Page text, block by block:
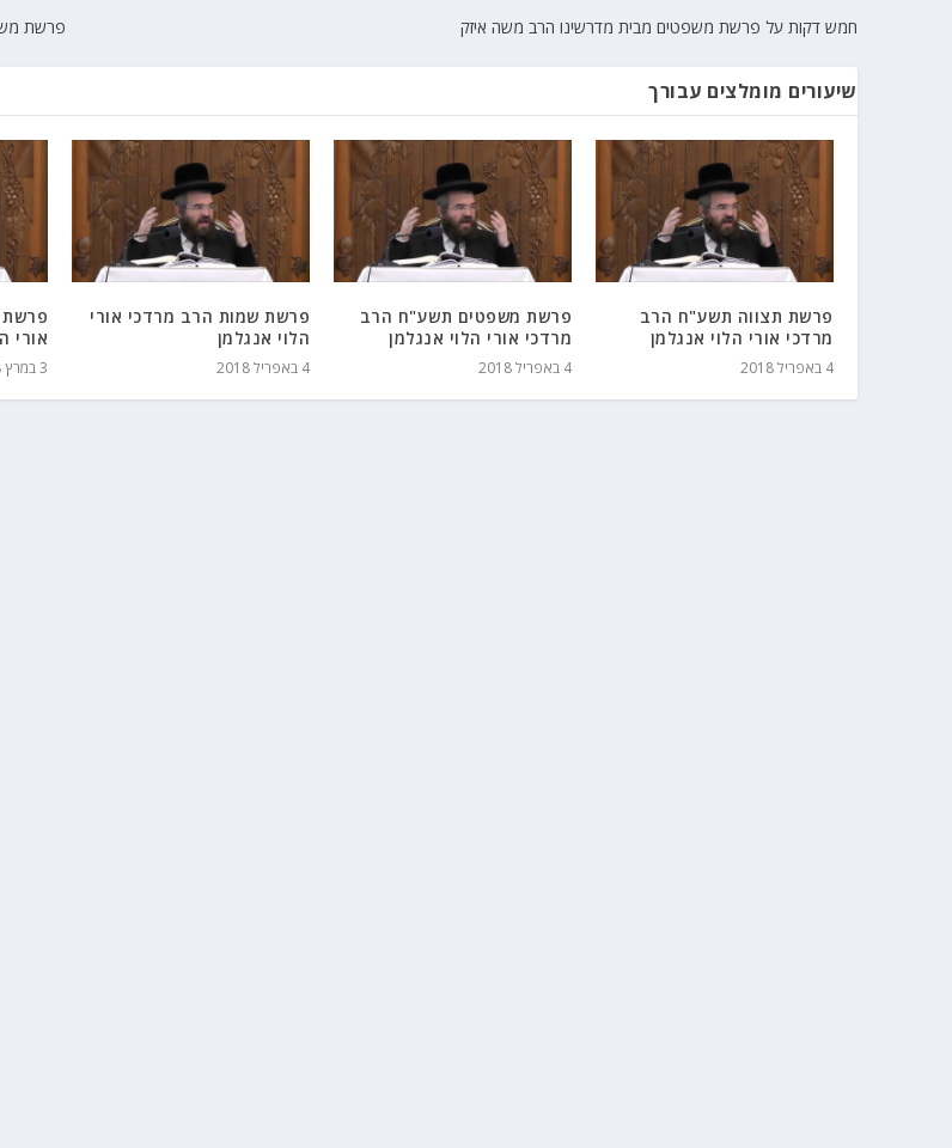
פרשת חמש דקות על פרשת משפטים מבית מדרשינו הרב משה איזק
שיעורים מומלצים עבורך
פרשת תצווה תשע"ח הרב
מרדכי אורי הלוי אנגלמן
4 באפריל 2018
פרשת משפטים תשע"ח הרב
מרדכי אורי הלוי אנגלמן
4 באפריל 2018
פרשת שמות הרב מרדכי אורי
הלוי אנגלמן
4 באפריל 2018
פרשת
אורי
3 במרץ 2018